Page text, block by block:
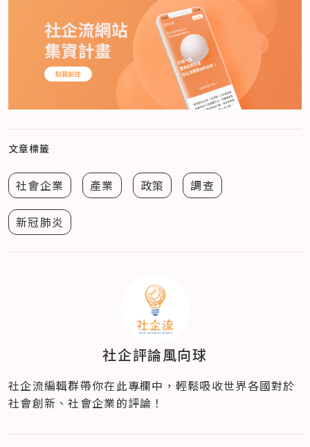
文章標籤
社會企業 產業 政策 調查
新冠肺炎
社企評論風向球
社企流編輯群帶你在此專欄中，輕鬆吸收世界各國對於
社會創新、社會企業的評論！